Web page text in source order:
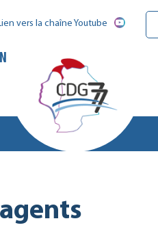
vers la chaîne Youtube
CDG